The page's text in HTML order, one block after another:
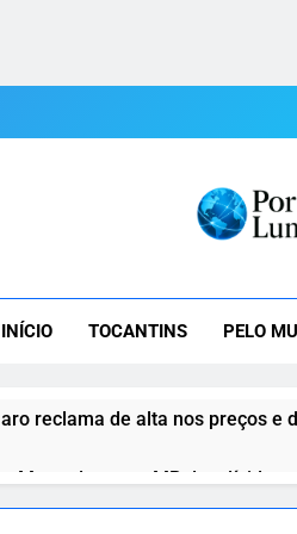
INÍCIO TOCANTINS PELO
reclama de alta nos preços e
Motta destrava MP das dívidas